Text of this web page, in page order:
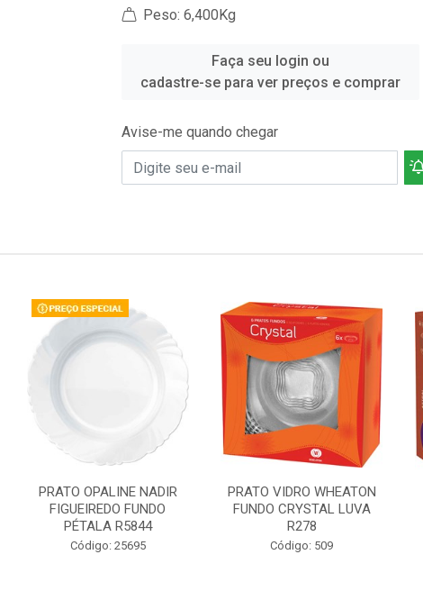
Peso: 6,400Kg
Faça seu login ou
cadastre-se para ver preços e comprar
Avise-me quando chegar
PRATO OPALINE NADIR
FIGUEIREDO FUNDO
PÉTALA R5844
Código: 25695
PRATO VIDRO WHEATON
FUNDO CRYSTAL LUVA
R278
Código: 509